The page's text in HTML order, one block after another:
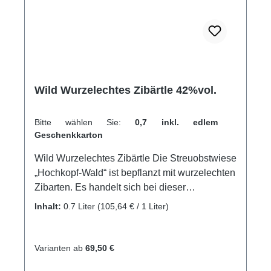
Wild Wurzelechtes Zibärtle 42%vol.
Bitte wählen Sie: 0,7 inkl. edlem
Geschenkkarton
Wild Wurzelechtes Zibärtle Die Streuobstwiese
„Hochkopf-Wald“ ist bepflanzt mit wurzelechten
Zibarten. Es handelt sich bei dieser
besonderen Anlage um das Juwel unserer
befindet sich mitten im Wald, am letzten und
Inhalt: 0.7 Liter (105,64 € / 1 Liter)
Varianten ab 69,50 €